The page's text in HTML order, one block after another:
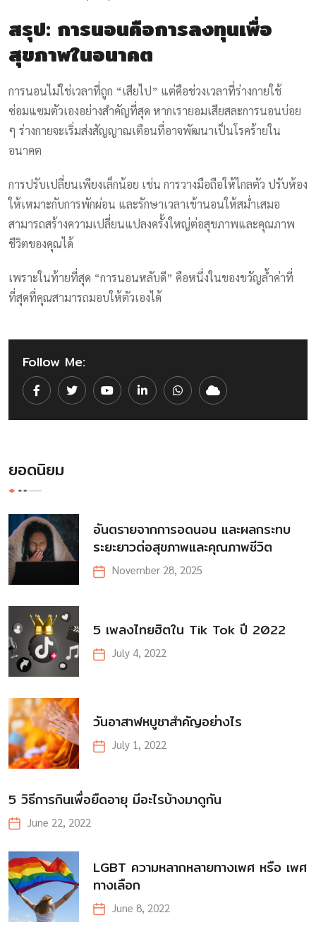
สรุป: การนอนคือการลงทุนเพื่อ
สุขภาพในอนาคต
การนอนไม่ใช่เวลาที่ถูก “เสียไป” แต่คือช่วงเวลาที่ร่างกายใช้
ซ่อมแซมตัวเองอย่างสำคัญที่สุด หากเรายอมเสียสละการนอนบ่อย
ๆ ร่างกายจะเริ่มส่งสัญญาณเตือนที่อาจพัฒนาเป็นโรคร้ายใน
อนาคต
การปรับเปลี่ยนเพียงเล็กน้อย เช่น การวางมือถือให้ไกลตัว ปรับห้อง
ให้เหมาะกับการพักผ่อน และรักษาเวลาเข้านอนให้สม่ำเสมอ
สามารถสร้างความเปลี่ยนแปลงครั้งใหญ่ต่อสุขภาพและคุณภาพ
ชีวิตของคุณได้
เพราะในท้ายที่สุด “การนอนหลับดี” คือหนึ่งในของขวัญล้ำค่าที่
ที่สุดที่คุณสามารถมอบให้ตัวเองได้
Follow Me:
YoutubeLinkedInWhatsapp
Cloud
ยอดนิยม
อันตรายจากการอดนอน และผลกระทบ
ระยะยาวต่อสุขภาพและคุณภาพชีวิต
November 28, 2025
5 เพลงไทยฮิตใน Tik Tok ปี 2022
July 4, 2022
วันอาสาฬหบูชาสำคัญอย่างไร
July 1, 2022
5 วิธีการกินเพื่อยืดอายุ มีอะไรบ้างมาดูกัน
June 22, 2022
LGBT ความหลากหลายทางเพศ หรือ เพศ
ทางเลือก
June 8, 2022